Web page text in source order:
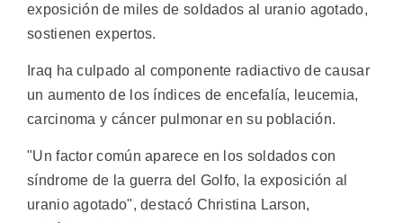
exposición de miles de soldados al uranio agotado,
sostienen expertos.
Iraq ha culpado al componente radiactivo de causar
un aumento de los índices de encefalía, leucemia,
carcinoma y cáncer pulmonar en su población.
"Un factor común aparece en los soldados con
síndrome de la guerra del Golfo, la exposición al
uranio agotado", destacó Christina Larson,